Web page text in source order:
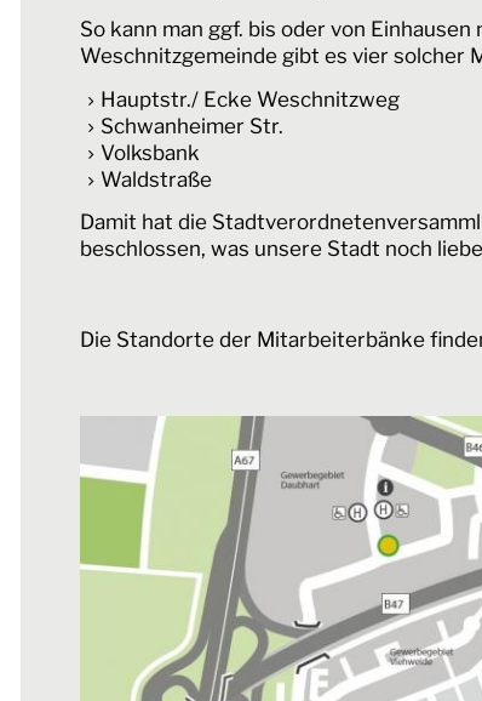
So kann man ggf. bis oder von
Weschnitzgemeinde gibt es vier solcher
Hauptstr./ Ecke Weschnitzweg
Schwanheimer Str.
Volksbank
Waldstraße
Damit hat die
beschlossen, was unsere Stadt noch
Die Standorte der Mitarbeiterbänke